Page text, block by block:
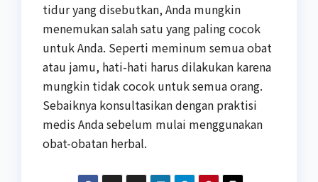
tidur yang disebutkan, Anda mungkin
menemukan salah satu yang paling cocok
untuk Anda. Seperti meminum semua obat
atau jamu, hati-hati harus dilakukan karena
mungkin tidak cocok untuk semua orang.
Sebaiknya konsultasikan dengan praktisi
medis Anda sebelum mulai menggunakan
obat-obatan herbal.